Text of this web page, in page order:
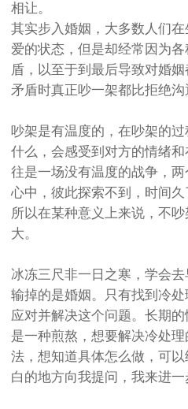
相让。
其实步入婚姻，大多数人们
爱的状态，但是却经常因为
盾，以至于到最后导致对婚
矛盾时真正吵一架都比拒绝沟
吵架是有温度的，在吵架的
什么，会感受到对方的情绪
往是一场没有温度的战争，
心中，彼此探索不到，时间久
所以在某种意义上来说，不
大。
冰冻三尺非一日之寒，学会
输掉的是婚姻。只有找到冷
应对并解决这个问题。长期
是一种煎熬，想要解决冷处
法，想知道具体怎么做，可
白的地方向我提问，我来进一